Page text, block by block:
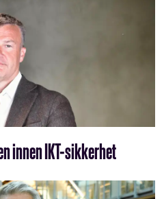
innen IKT-sikkerhet